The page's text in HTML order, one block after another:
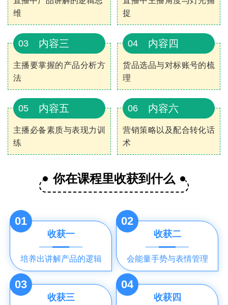
维
捉
03 内容三
主播要掌握的产品分析方
法
04 内容四
货品选品与对标账号的梳
理
05 内容五
主播必备素质与表现力训
练
06 内容六
营销策略以及配合转化话
术
你在课程里收获到什么
01
收获一
培养出讲解产品的逻辑
02
收获二
会能量手势与表情管理
03
收获三
04
收获四